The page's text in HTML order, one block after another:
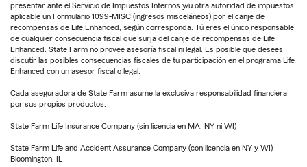
presentar ante el Servicio de Impuestos Internos y/u otra autoridad de impuestos
aplicable un Formulario 1099-MISC (ingresos misceláneos) por el canje de
recompensas de Life Enhanced, según corresponda. Tú eres el único responsable
de cualquier consecuencia fiscal que surja del canje de recompensas de Life
Enhanced. State Farm no provee asesoría fiscal ni legal. Es posible que desees
discutir las posibles consecuencias fiscales de tu participación en el programa Life
Enhanced con un asesor fiscal o legal.
Cada aseguradora de State Farm asume la exclusiva responsabilidad financiera
por sus propios productos.
State Farm Life Insurance Company (sin licencia en MA, NY ni WI)
State Farm Life and Accident Assurance Company (con licencia en NY y WI)
Bloomington, IL